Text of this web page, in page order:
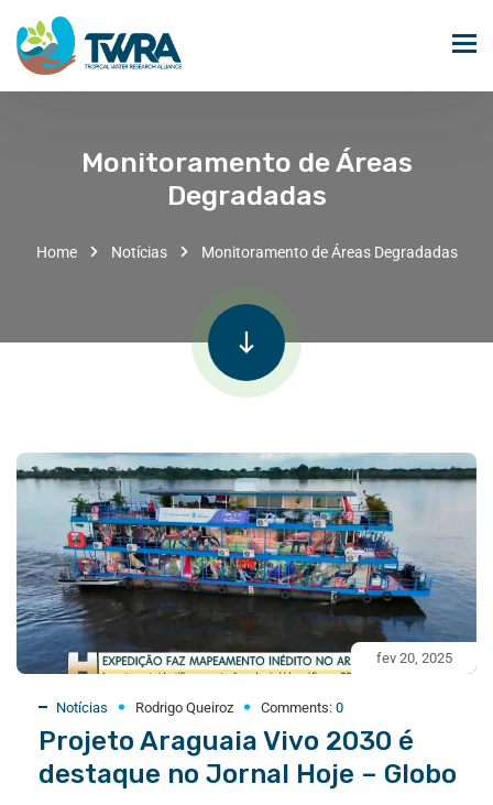
Monitoramento de Áreas
Degradadas
Home Notícias Monitoramento de Áreas Degradadas
fev 20, 2025
Notícias Rodrigo Queiroz Comments: 0
Projeto Araguaia Vivo 2030 é
destaque no Jornal Hoje – Globo